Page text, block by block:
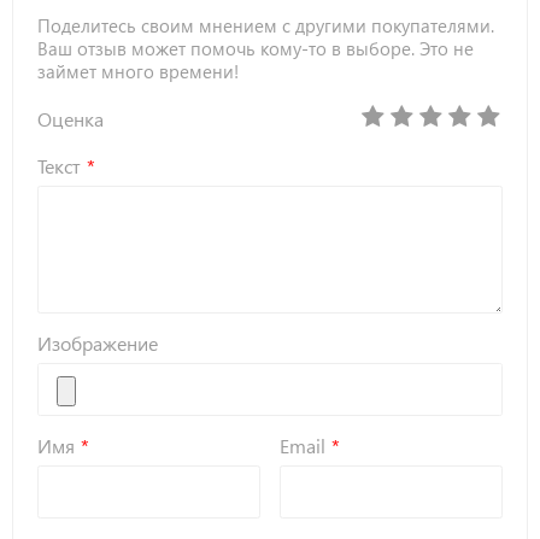
Поделитесь своим мнением с другими покупателями.
Ваш отзыв может помочь кому-то в выборе. Это не
займет много времени!
Оценка
Текст
Изображение
Имя Email